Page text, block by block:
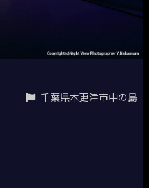
千葉県木更津市中の島